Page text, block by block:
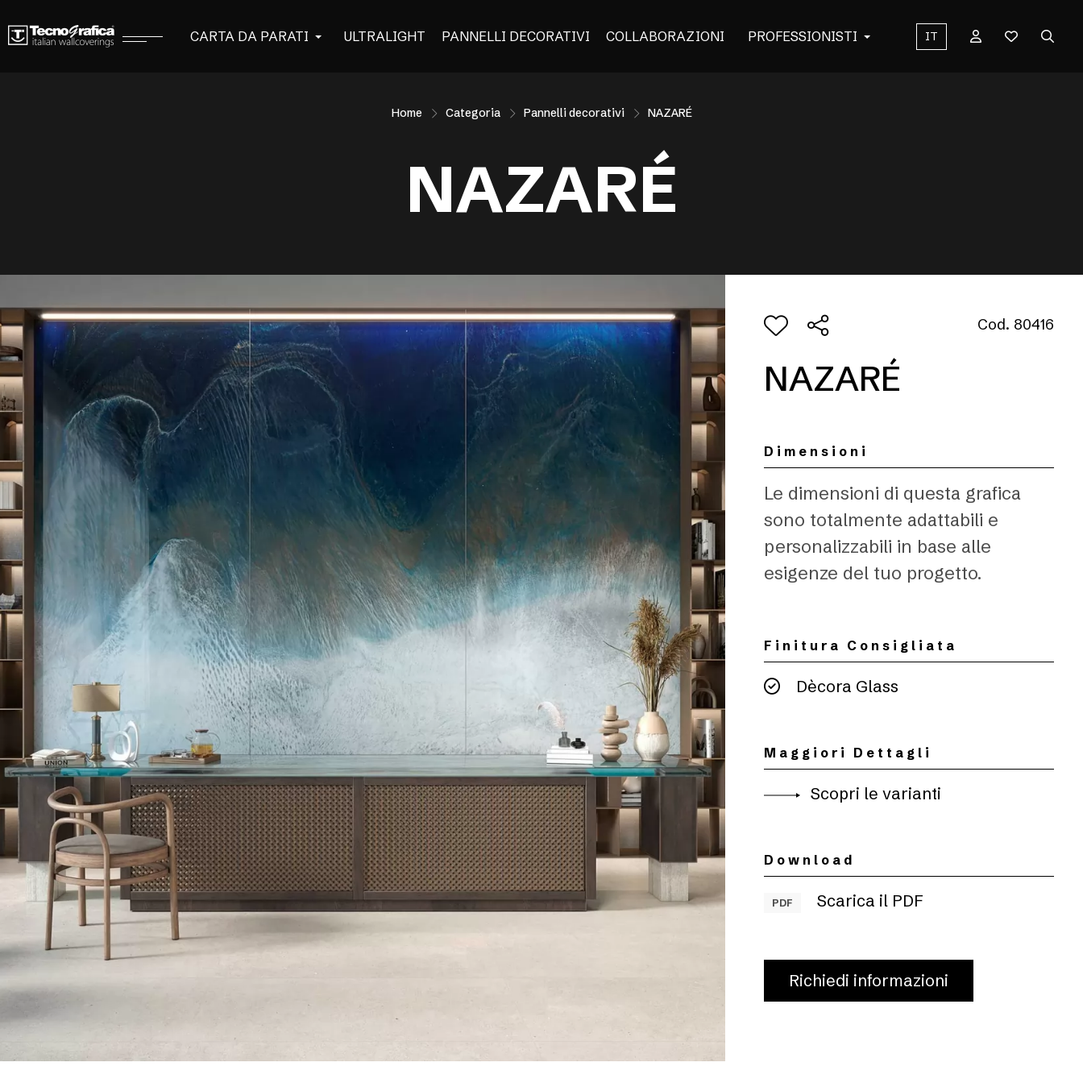
CARTA DA PARATI ULTRALIGHT PANNELLI DECORATIVI COLLABORAZIONI PROFESSIONISTI IT
Home Categoria Pannelli decorativi NAZARÉ
NAZARÉ
Cod. 80416
NAZARÉ
Dimensioni
Le dimensioni di questa grafica
sono totalmente adattabili e
personalizzabili in base alle
esigenze del tuo progetto.
Finitura Consigliata
Dècora Glass
Maggiori Dettagli
Scopri le varianti
Download
PDF Scarica il PDF
Richiedi informazioni